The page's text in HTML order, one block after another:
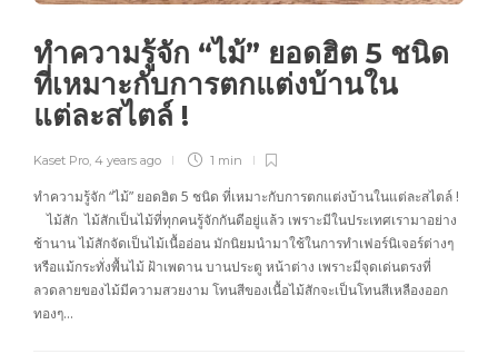
ทำความรู้จัก “ไม้” ยอดฮิต 5 ชนิด
ที่เหมาะกับการตกแต่งบ้านใน
แต่ละสไตล์ !
Kaset Pro 4 years ago 1 min
ทำความรู้จัก “ไม้” ยอดฮิต 5 ชนิด ที่เหมาะกับการตกแต่งบ้านในแต่ละสไตล์ !
ไม้สัก ไม้สักเป็นไม้ที่ทุกคนรู้จักกันดีอยู่แล้ว เพราะมีในประเทศเรามาอย่าง
ช้านาน ไม้สักจัดเป็นไม้เนื้ออ่อน มักนิยมนำมาใช้ในการทำเฟอร์นิเจอร์ต่างๆ
หรือแม้กระทั่งพื้นไม้ ฝ้าเพดาน บานประตู หน้าต่าง เพราะมีจุดเด่นตรงที่
ลวดลายของไม้มีความสวยงาม โทนสีของเนื้อไม้สักจะเป็นโทนสีเหลืองออก
ทองๆ…